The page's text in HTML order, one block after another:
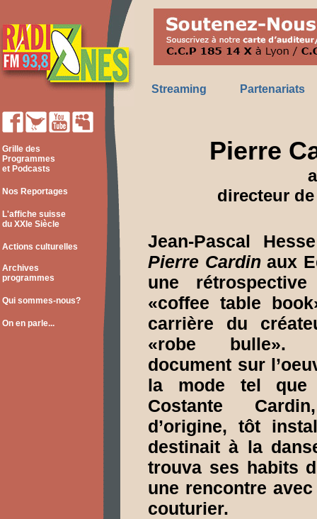
Streaming Partenariats
Grille des
Programmes
et Podcasts
Nos Reportages
L'affiche suisse
du XXIe Siècle
Actions culturelles
Archives
programmes
Qui sommes-nous?
On en parle...
Pierre
directeur
Jean-Pascal
Pierre Cardinaux
une
«coffee table
carrière du
«robe bulle».
document sur
la mode tel que
Costante
d’origine, tôt
destinait à la
trouva ses habits
une rencontre
couturier.